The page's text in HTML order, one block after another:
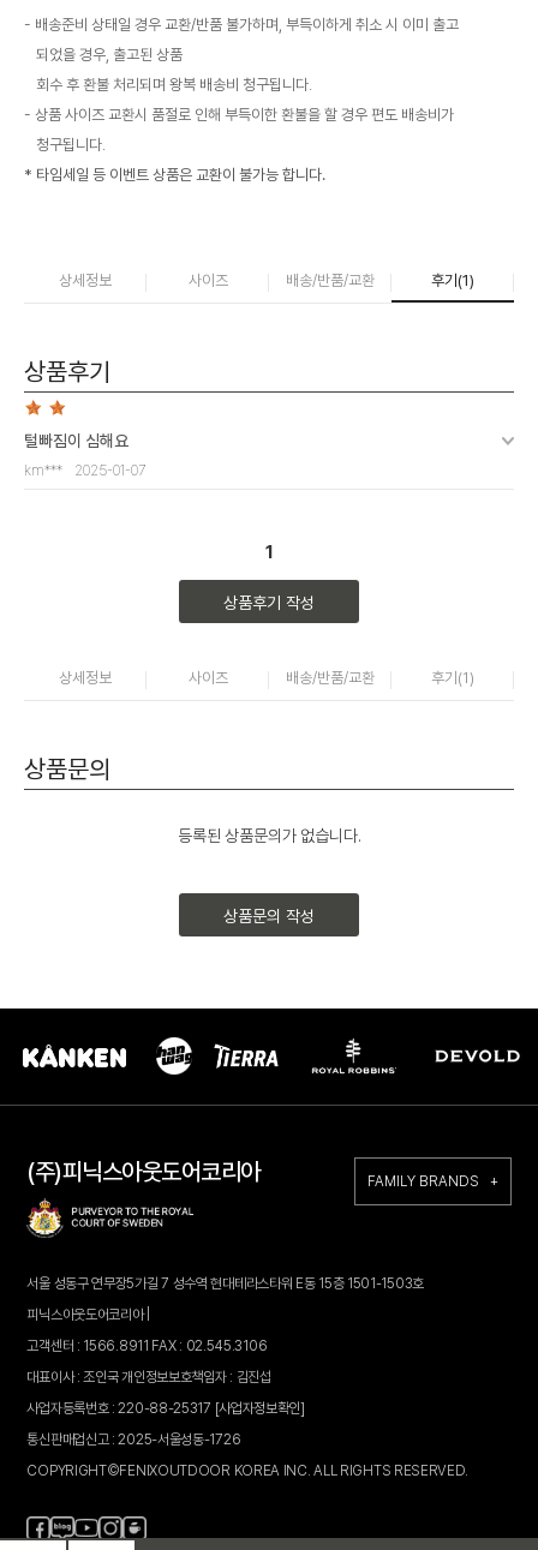
배송준비 상태일 경우 교환/반품 불가하며, 부득이하게 취소 시 이미 출고
되었을 경우, 출고된 상품
회수 후 환불 처리되며 왕복 배송비 청구됩니다.
상품 사이즈 교환시 품절로 인해 부득이한 환불을 할 경우 편도 배송비가
청구됩니다.
* 타임세일 등 이벤트 상품은 교환이 불가능 합니다.
상세정보 사이즈 배송/반품/교환 후기(1)
상품후기
털빠짐이 심해요
km*** 2025-01-07
1
상품후기 작성
상세정보 사이즈 배송/반품/교환 후기(1)
상품문의
등록된 상품문의가 없습니다.
상품문의 작성
(주)피닉스아웃도어코리아 FAMILY BRANDS +
서울 성동구 연무장5가길 7 성수역 현대테라스타워 E동 15층 1501-1503호
피닉스아웃도어코리아 |
고객센터 : 1566.8911 FAX : 02.545.3106
대표이사 : 조인국 개인정보보호책임자 : 김진섭
사업자등록번호 : 220-88-25317 [사업자정보확인]
통신판매업신고 : 2025-서울성동-1726
COPYRIGHT©FENIXOUTDOOR KOREA INC. ALL RIGHTS RESERVED.
페
이
블
로
유 인
스
카
페